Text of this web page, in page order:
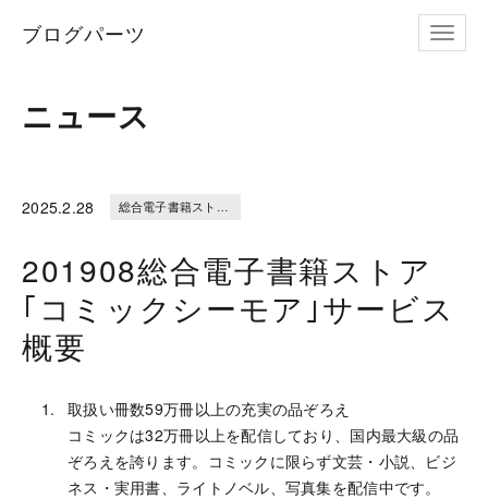
ナビ
ブログパーツ
ニュース
2025.2.28 総合電子書籍ストア｢コミックシーモア｣サービス概要
201908総合電子書籍ストア
｢コミックシーモア｣サービス
概要
取扱い冊数59万冊以上の充実の品ぞろえ
コミックは32万冊以上を配信しており、国内最大級の品
ぞろえを誇ります。コミックに限らず文芸・小説、ビジ
ネス・実用書、ライトノベル、写真集を配信中です。